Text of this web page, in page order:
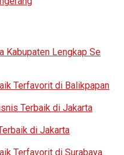
Kabupaten Lengkap Se
Terfavorit di Balikpapan
Terbaik di Jakarta
di Jakarta
Terfavorit di Surabaya